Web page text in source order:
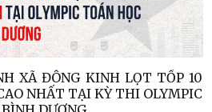
XÃ ĐÔNG KINH LỌT TỐP 10
NHẤT TẠI KỲ THI OLYMPIC